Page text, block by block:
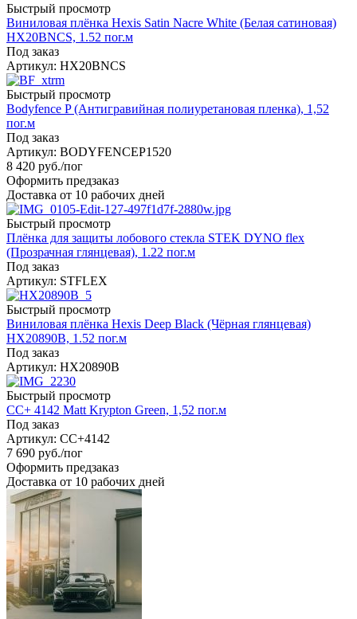
Быстрый просмотр
Виниловая плёнка Hexis Satin Nacre White (Белая сатиновая)
HX20BNCS, 1.52 пог.м
Под заказ
Артикул: HX20BNCS
Быстрый просмотр
Bodyfence P (Антигравийная полиуретановая пленка), 1,52
пог.м
Под заказ
Артикул: BODYFENCEP1520
8 420 руб./пог
Оформить предзаказ
Доставка от 10 рабочих дней
Быстрый просмотр
Плёнка для защиты лобового стекла STEK DYNO flex
(Прозрачная глянцевая), 1.22 пог.м
Под заказ
Артикул: STFLEX
Быстрый просмотр
Виниловая плёнка Hexis Deep Black (Чёрная глянцевая)
HX20890B, 1.52 пог.м
Под заказ
Артикул: HX20890B
Быстрый просмотр
CC+ 4142 Matt Krypton Green, 1,52 пог.м
Под заказ
Артикул: CC+4142
7 690 руб./пог
Оформить предзаказ
Доставка от 10 рабочих дней